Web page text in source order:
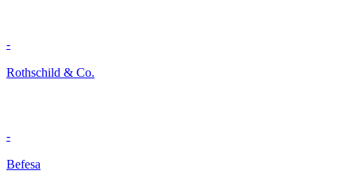
-
Rothschild & Co.
-
Befesa